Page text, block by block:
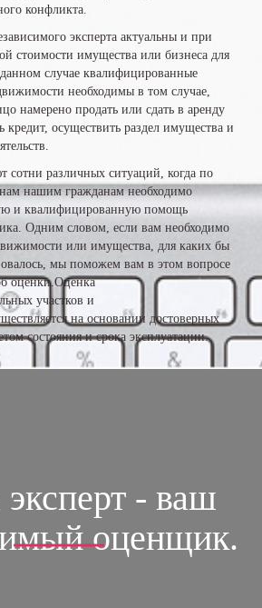
конфликта.
эксперта актуальны и при
стоимости имущества или бизнеса для
случае квалифицированные
необходимы в том случае,
намерено продать или сдать в аренду
осуществить раздел имущества и
сотни различных ситуаций, когда по
нашим гражданам необходимо
и квалифицированную помощь
Одним словом, если вам необходимо
или имущества, для каких бы
мы поможем вам в этом вопросе
оценки.Оценка
участков и
на основании достоверных
состояния и срока эксплуатации.
- ваш
оценщик.